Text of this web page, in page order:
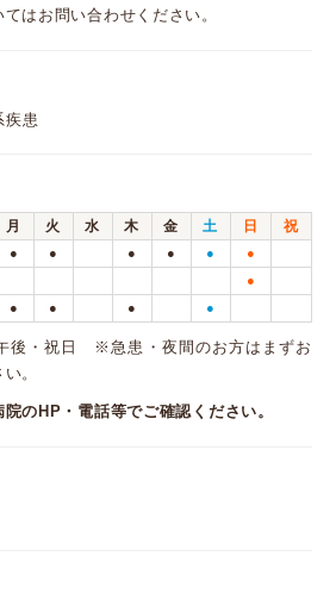
はお問い合わせください。
疾患
月 火 水 木 金 土 日
祝
● ● ● ● ● ●
●
● ● ● ●
後・祝日 ※急患・夜間のお方はまずお
。
のHP・電話等でご確認ください。